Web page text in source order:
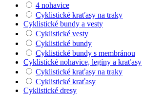
4 nohavice
Cyklistické kraťasy na traky
Cyklistické bundy a vesty
Cyklistické vesty
Cyklistické bundy
Cyklistické bundy s membránou
Cyklistické nohavice, legíny a kraťasy
Cyklistické kraťasy na traky
Cyklistické kraťasy
Cyklistické dresy